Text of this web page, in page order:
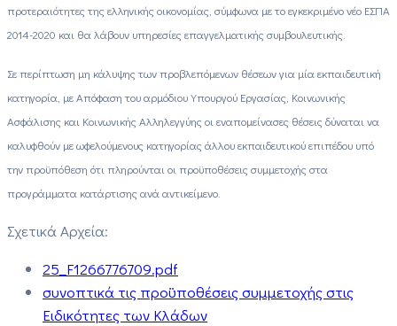
προτεραιότητες της ελληνικής οικονομίας, σύμφωνα με το εγκεκριμένο νέο ΕΣΠΑ
2014-2020 και θα λάβουν υπηρεσίες επαγγελματικής συμβουλευτικής.
Σε περίπτωση μη κάλυψης των προβλεπόμενων θέσεων για μία εκπαιδευτική
κατηγορία, με Απόφαση του αρμόδιου Υπουργού Εργασίας, Κοινωνικής
Ασφάλισης και Κοινωνικής Αλληλεγγύης οι εναπομείνασες θέσεις δύναται να
καλυφθούν με ωφελούμενους κατηγορίας άλλου εκπαιδευτικού επιπέδου υπό
την προϋπόθεση ότι πληρούνται οι προϋποθέσεις συμμετοχής στα
προγράμματα κατάρτισης ανά αντικείμενο.
Σχετικά Αρχεία:
25_F1266776709.pdf
συνοπτικά τις προϋποθέσεις συμμετοχής στις
Ειδικότητες των Κλάδων